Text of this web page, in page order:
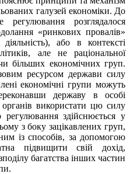
галузей економіки. До
регулювання розглядалося
«ринкових провалів»
або в контексті
але не раціональної
більших економічних груп.
ресурсом держави силу
економічні групи можуть
державу в особі
органів використати цю силу
здійснюється у
з боку зацікавлених груп,
із способів, за допомогою
підвищити свій дохід,
багатства інших частин